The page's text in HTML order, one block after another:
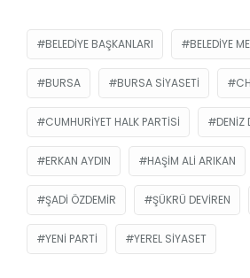
BELEDIYE BAŞKANLARI BELEDIYE
BURSA BURSA SIYASETI
CUMHURIYET HALK PARTISI DENIZ
ERKAN AYDIN HAŞIM ALI ARIKAN
ŞADI ÖZDEMIR ŞÜKRÜ DEVIREN
YENI PARTI YEREL SIYASET